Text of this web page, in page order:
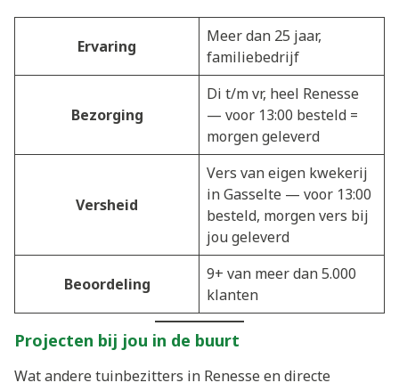
Ervaring
Meer dan 25 jaar,
familiebedrijf
Bezorging
Di t/m vr, heel Renesse
— voor 13:00 besteld =
morgen geleverd
Versheid
Vers van eigen kwekerij
in Gasselte — voor 13:00
besteld, morgen vers bij
jou geleverd
Beoordeling
9+ van meer dan 5.000
klanten
Projecten bij jou in de buurt
Wat andere tuinbezitters in Renesse en directe